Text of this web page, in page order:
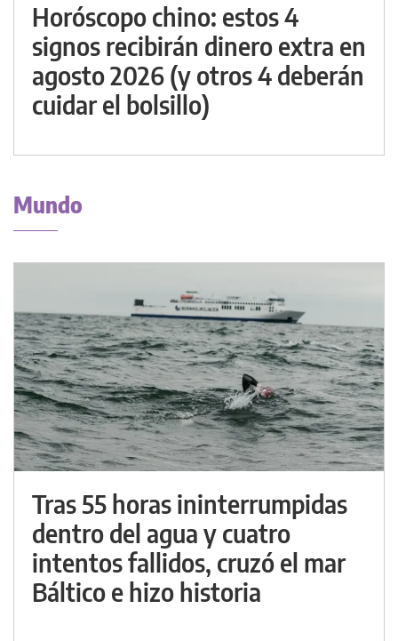
Horóscopo chino: estos 4
signos recibirán dinero extra en
agosto 2026 (y otros 4 deberán
cuidar el bolsillo)
Mundo
Tras 55 horas ininterrumpidas
dentro del agua y cuatro
intentos fallidos, cruzó el mar
Báltico e hizo historia